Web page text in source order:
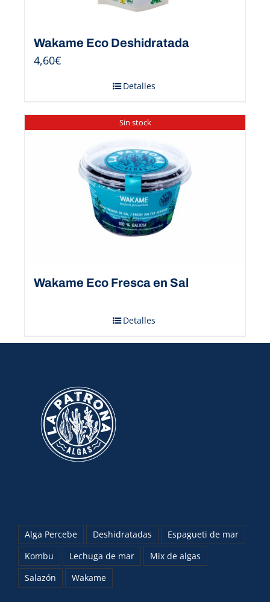
Wakame Eco Deshidratada
4,60€
Detalles
Sin stock
Wakame Eco Fresca en Sal
Detalles
Alga Percebe Deshidratadas
Espagueti de mar
Kombu
Lechuga de mar
Mix de algas
Salazón
Wakame